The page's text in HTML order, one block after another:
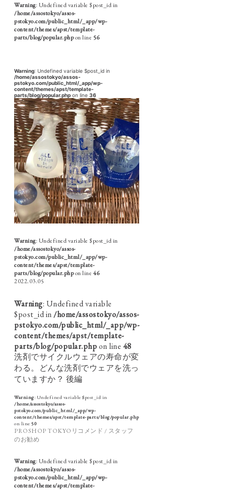
Warning: Undefined variable $post_id in
/home/assostokyo/assos-
pstokyo.com/public_html/_app/wp-
content/themes/apst/template-
parts/blog/popular.phpon line 56
Warning: Undefined variable $post_id in
/home/assostokyo/assos-
pstokyo.com/public_html/_app/wp-
content/themes/apst/template-
parts/blog/popular.php on line 36
Warning: Undefined variable $post_id in
/home/assostokyo/assos-
pstokyo.com/public_html/_app/wp-
content/themes/apst/template-
parts/blog/popular.phpon line 46
2022.03.05
Warning: Undefined variable
$post_id in/home/assostokyo/assos-
pstokyo.com/public_html/_app/wp-
content/themes/apst/template-
parts/blog/popular.phpon line 48
洗剤でサイクルウェアの寿命が変
わる。どんな洗剤でウェアを洗っ
ていますか？ 後編
Warning: Undefined variable $post_id in
/home/assostokyo/assos-
pstokyo.com/public_html/_app/wp-
content/themes/apst/template-parts/blog/popular.php
on line 50
PROSHOP TOKYOリコメンド / スタッフ
のお勧め
Warning: Undefined variable $post_id in
/home/assostokyo/assos-
pstokyo.com/public_html/_app/wp-
content/themes/apst/template-